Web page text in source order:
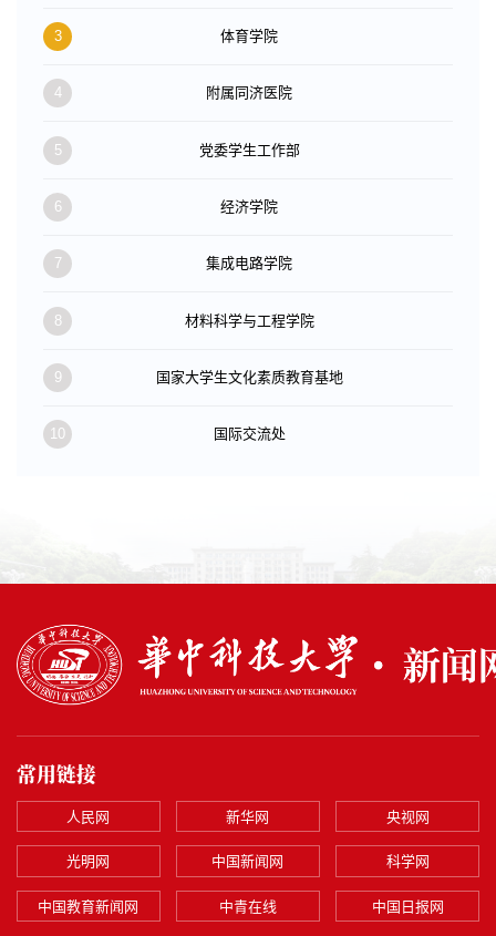
3 体育学院
4 附属同济医院
5 党委学生工作部
6 经济学院
7 集成电路学院
8 材料科学与工程学院
9 国家大学生文化素质教育基地
10 国际交流处
常用链接
人民网 新华网 央视网
光明网 中国新闻网 科学网
中国教育新闻网 中青在线 中国日报网